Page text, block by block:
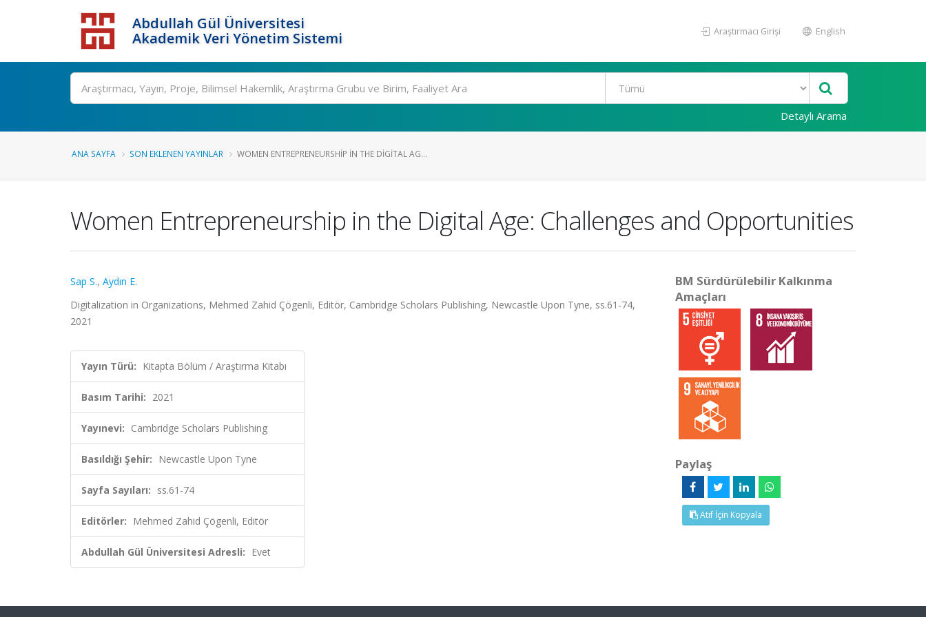
Abdullah Gül Üniversitesi
Akademik Veri Yönetim Sistemi
Araştırmacı Girişi English
Detaylı Arama
ANA SAYFA SON EKLENEN YAYINLAR WOMEN ENTREPRENEURSHIP IN THE DIGITAL AG...
Women Entrepreneurship in the Digital Age: Challenges and Opportunities
Sap S., Aydın E.
Digitalization in Organizations, Mehmed Zahid Çögenli, Editör, Cambridge Scholars Publishing, Newcastle Upon Tyne, ss.61-74,
2021
Yayın Türü: Kitapta Bölüm / Araştırma Kitabı
Basım Tarihi: 2021
Yayınevi: Cambridge Scholars Publishing
Basıldığı Şehir: Newcastle Upon Tyne
Sayfa Sayıları: ss.61-74
Editörler: Mehmed Zahid Çögenli, Editör
Abdullah Gül Üniversitesi Adresli: Evet
BM Sürdürülebilir Kalkınma
Amaçları
Paylaş
Atıf İçin Kopyala